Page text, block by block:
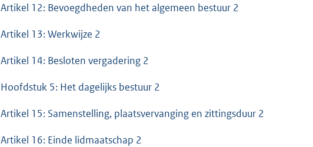
Artikel 12: Bevoegdheden van het algemeen bestuur 2
Artikel 13: Werkwijze 2
Artikel 14: Besloten vergadering 2
Hoofdstuk 5: Het dagelijks bestuur 2
Artikel 15: Samenstelling, plaatsvervanging en zittingsduur 2
Artikel 16: Einde lidmaatschap 2